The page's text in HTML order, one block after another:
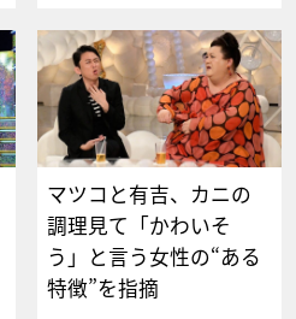
マツコと有吉、カニの
調理見て「かわいそ
う」と言う女性の“ある
特徴”を指摘